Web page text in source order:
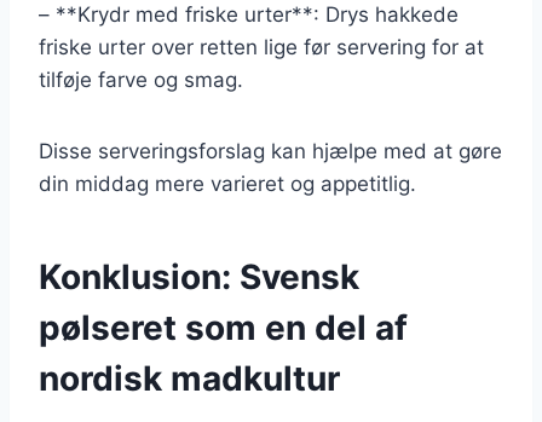
– **Krydr med friske urter**: Drys hakkede
friske urter over retten lige før servering for at
tilføje farve og smag.
Disse serveringsforslag kan hjælpe med at gøre
din middag mere varieret og appetitlig.
Konklusion: Svensk
pølseret som en del af
nordisk madkultur